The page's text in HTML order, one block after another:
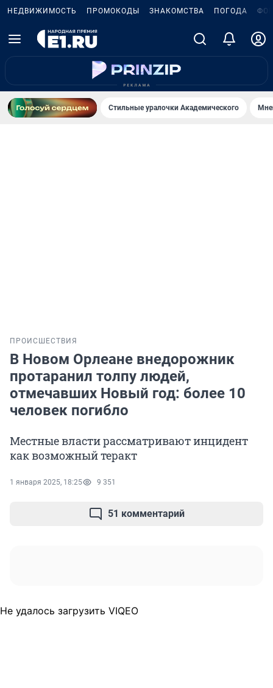
НЕДВИЖИМОСТЬ ПРОМОКОДЫ ЗНАКОМСТВА ПОГОДА
Стильные уралочки Академического
ПРОИСШЕСТВИЯ
В Новом Орлеане внедорожник
протаранил толпу людей,
отмечавших Новый год: более 10
человек погибло
Местные власти рассматривают инцидент
как возможный теракт
1 января 2025, 18:25 9 351
51 комментарий
Не удалось загрузить VIQEO